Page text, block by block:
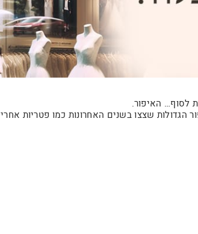
לסוף… האיפור.
שצצו בשנים האחרונות כמו פטריות אחרי